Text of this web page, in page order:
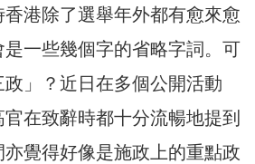
港除了選舉年外都有愈來愈
一些幾個字的省略字詞。可
」？近日在多個公開活動
在致辭時都十分流暢地提到
覺得好像是施政上的重點政